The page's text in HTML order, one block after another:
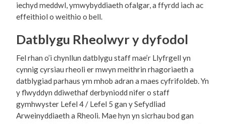
iechyd meddwl, ymwybyddiaeth ofalgar, a ffyrdd iach ac
effeithiol o weithio o bell.
Datblygu Rheolwyr y dyfodol
Fel rhan o’i chynllun datblygu staff mae’r Llyfrgell yn
cynnig cyrsiau rheoli er mwyn meithrin rhagoriaeth a
datblygiad parhaus ym mhob adran a maes cyfrifoldeb. Yn
y flwyddyn ddiwethaf derbyniodd nifer o staff
gymhwyster Lefel 4 / Lefel 5 gan y Sefydliad
Arweinyddiaeth a Rheoli. Mae hyn yn sicrhau bod gan